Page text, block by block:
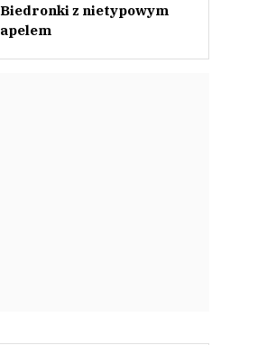
Biedronki z nietypowym
apelem